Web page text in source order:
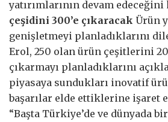
yatırımlarının devam
çeşidini 300’e çıkaracak Ürün
genişletmeyi planladıklarını
Erol, 250 olan ürün çeşitlerini
çıkarmayı planladıklarını
piyasaya sundukları inovatif
başarılar elde ettiklerine işaret
“Başta Türkiye’de ve dünyada